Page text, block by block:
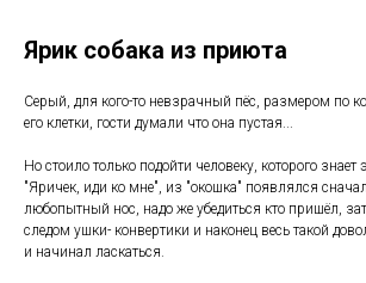
Ярик собака из приюта
Серый, для кого-то невзрачный пёс, размером по
его клетки, гости думали что она пустая...
Но стоило только подойти человеку, которого знает
"Яричек, иди ко мне", из "окошка" появлялся
любопытный нос, надо же убедиться кто пришёл,
следом ушки- конвертики и наконец весь такой
и начинал ласкаться.